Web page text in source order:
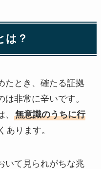
は？
たとき、確たる証拠
非常に辛いです。
無意識のうちに行
あります。
いて見られがちな兆